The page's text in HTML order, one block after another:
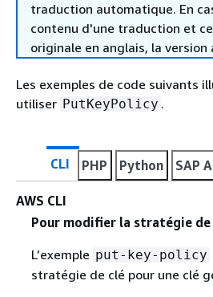
traduction automatique. En
contenu d'une traduction et
originale en anglais, la version
Les exemples de code suivants
utiliser PutKeyPolicy .
CLI PHP Python SAP
AWS CLI
Pour modifier la stratégie de
L’exemple put-key-policy
stratégie de clé pour une clé